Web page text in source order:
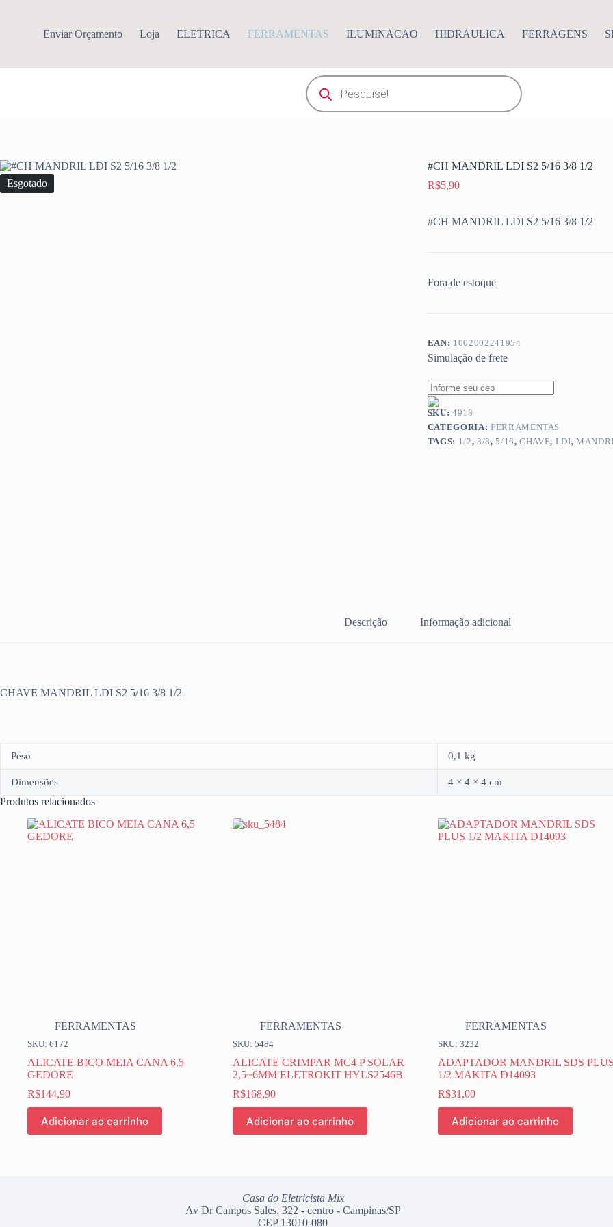
Enviar Orçamento Loja ELETRICA FERRAMENTAS ILUMINACAO HIDRAULICA FERRAGENS
Pesquisar
produtos
Esgotado
#CH MANDRIL LDI S2 5/16 3/8 1/2
R$5,90
#CH MANDRIL LDI S2 5/16 3/8 1/2
Fora de estoque
EAN: 1002002241954
Simulação de frete
SKU:4918
CATEGORIA: FERRAMENTAS
TAGS: 1/2, 3/8,5/16,CHAVE, LDI,
Descrição Informação adicional
CHAVE MANDRIL LDI S2 5/16 3/8 1/2
Peso 0,1 kg
Dimensões 4 × 4 × 4 cm
Produtos relacionados
FERRAMENTAS
SKU: 6172
ALICATE BICO MEIA CANA 6,5
GEDORE
R$144,90
Adicionar ao carrinho
FERRAMENTAS
SKU: 5484
ALICATE CRIMPAR MC4 P SOLAR
2,5~6MM ELETROKIT HYLS2546B
R$168,90
Adicionar ao carrinho
FERRAMENTAS
SKU: 3232
ADAPTADOR MANDRIL SDS PLUS
1/2 MAKITA D14093
R$31,00
Adicionar ao carrinho
Casa do Eletricista Mix
Av Dr Campos Sales, 322 - centro - Campinas/SP
CEP 13010-080